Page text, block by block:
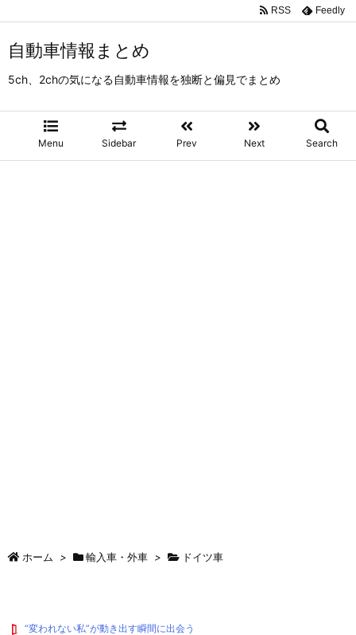
自動車情報まとめ
5ch、2chの気になる自動車情報を独断と偏見でまとめ
Menu Sidebar Prev Next Search
RSS Feedly
ホーム > 輸入車・外車 > ドイツ車
“変われない私”が動き出す瞬間に出会う